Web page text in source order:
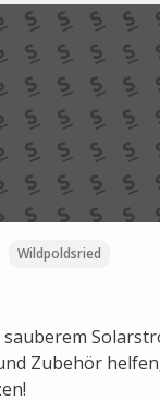
Wildpoldsried
Zubehör